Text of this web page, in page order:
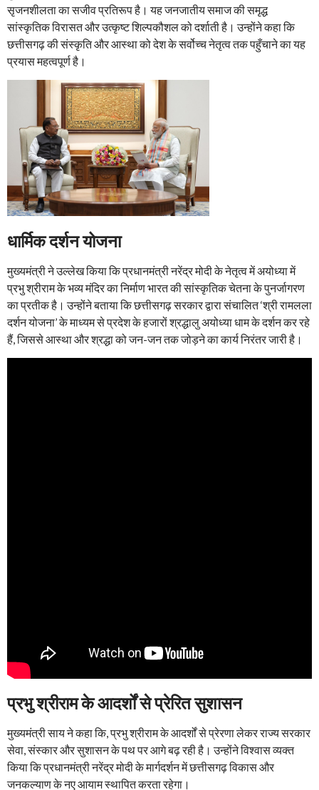
सृजनशीलता का सजीव प्रतिरूप है। यह जनजातीय समाज की समृद्ध
सांस्कृतिक विरासत और उत्कृष्ट शिल्पकौशल को दर्शाती है। उन्होंने कहा कि
छत्तीसगढ़ की संस्कृति और आस्था को देश के सर्वोच्च नेतृत्व तक पहुँचाने का यह
प्रयास महत्वपूर्ण है।
धार्मिक दर्शन योजना
मुख्यमंत्री ने उल्लेख किया कि प्रधानमंत्री नरेंद्र मोदी के नेतृत्व में अयोध्या में
प्रभु श्रीराम के भव्य मंदिर का निर्माण भारत की सांस्कृतिक चेतना के पुनर्जागरण
का प्रतीक है। उन्होंने बताया कि छत्तीसगढ़ सरकार द्वारा संचालित ‘श्री रामलला
दर्शन योजना’ के माध्यम से प्रदेश के हजारों श्रद्धालु अयोध्या धाम के दर्शन कर रहे
हैं, जिससे आस्था और श्रद्धा को जन-जन तक जोड़ने का कार्य निरंतर जारी है।
प्रभु श्रीराम के आदर्शों से प्रेरित सुशासन
मुख्यमंत्री साय ने कहा कि, प्रभु श्रीराम के आदर्शों से प्रेरणा लेकर राज्य सरकार
सेवा, संस्कार और सुशासन के पथ पर आगे बढ़ रही है। उन्होंने विश्वास व्यक्त
किया कि प्रधानमंत्री नरेंद्र मोदी के मार्गदर्शन में छत्तीसगढ़ विकास और
जनकल्याण के नए आयाम स्थापित करता रहेगा।